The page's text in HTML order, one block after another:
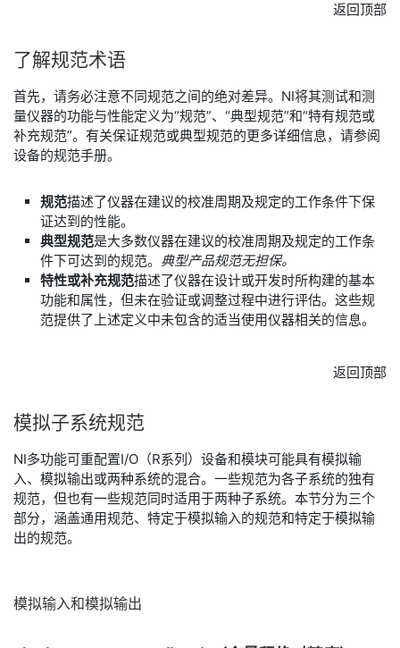
返回顶部
了解规范术语
首先，请务必注意不同规范之间的绝对差异。NI将其测试和测
量仪器的功能与性能定义为“规范”、“典型规范”和“特有规范或
补充规范”。有关保证规范或典型规范的更多详细信息，请参阅
设备的规范手册。
规范描述了仪器在建议的校准周期及规定的工作条件下保
证达到的性能。
典型规范是大多数仪器在建议的校准周期及规定的工作条
件下可达到的规范。 典型产品规范无担保。
特性或补充规范描述了仪器在设计或开发时所构建的基本
功能和属性，但未在验证或调整过程中进行评估。这些规
范提供了上述定义中未包含的适当使用仪器相关的信息。
返回顶部
模拟子系统规范
NI多功能可重配置I/O（R系列）设备和模块可能具有模拟输
入、模拟输出或两种系统的混合。一些规范为各子系统的独有
规范，但也有一些规范同时适用于两种子系统。本节分为三个
部分，涵盖通用规范、特定于模拟输入的规范和特定于模拟输
出的规范。
模拟输入和模拟输出